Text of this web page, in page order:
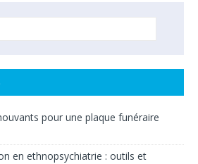
pour une plaque funéraire
en ethnopsychiatrie : outils et